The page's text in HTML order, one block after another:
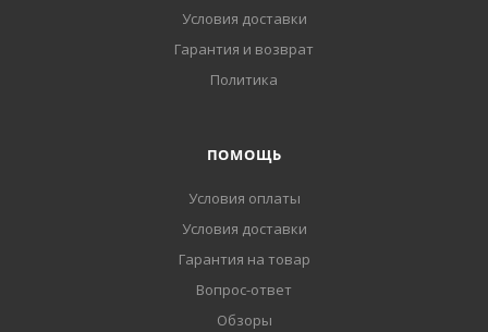
Условия доставки
Гарантия и возврат
Политика
ПОМОЩЬ
Условия оплаты
Условия доставки
Гарантия на товар
Вопрос-ответ
Обзоры